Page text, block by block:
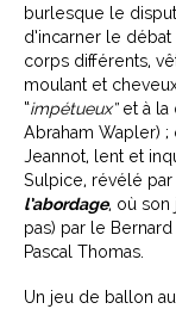
burlesque le
d’incarner le
corps différents,
moulant et
“impétueux”et à la
Abraham Wapler)
Jeannot, lent et
Sulpice, révélé
l’abordage, où son
pas) par le
Pascal Thomas.
Un jeu de ballon